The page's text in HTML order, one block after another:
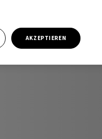
AKZEPTIEREN